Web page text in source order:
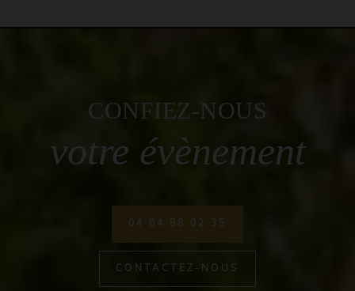
CONFIEZ-NOUS
votre évènement
04 84 88 02 35
CONTACTEZ-NOUS